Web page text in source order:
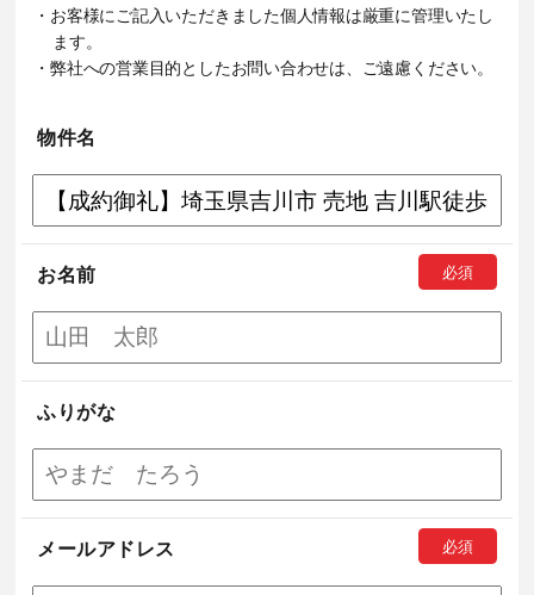
・お客様にご記入いただきました個人情報は厳重に管理いたし
ます。
・弊社への営業目的としたお問い合わせは、ご遠慮ください。
物件名
お名前
ふりがな
メールアドレス